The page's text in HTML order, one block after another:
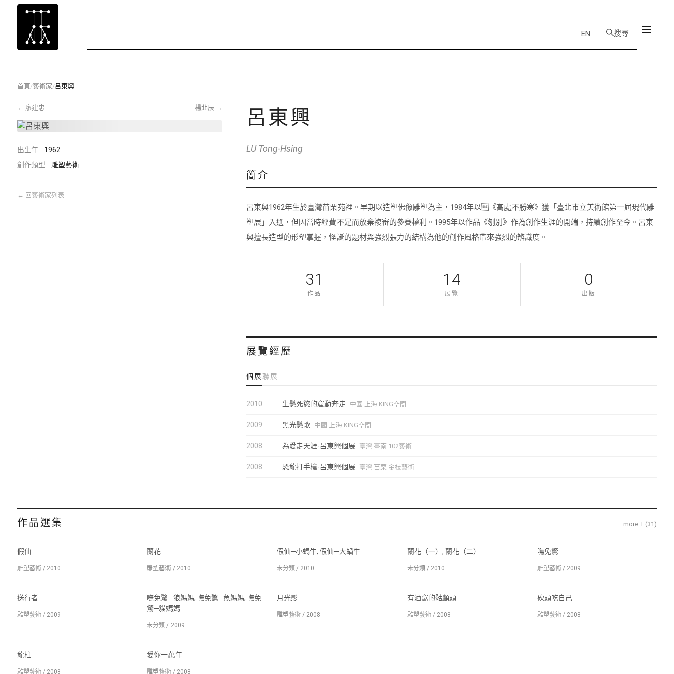
EN 搜尋
首頁/藝術家/呂東興
← 廖建忠 楊北辰 →
出生年
1962
創作類型
雕塑藝術
← 回藝術家列表
呂東興
LU Tong-Hsing
簡介
呂東興1962年生於臺灣苗栗苑裡。早期以造塑佛像雕塑為主，1984年以《高處不勝寒》獲「臺北市立美術館第一屆現代雕
塑展」入選，但因當時經費不足而放棄複審的參賽權利。1995年以作品《刎別》作為創作生涯的開端，持續創作至今。呂東
興擅長造型的形塑掌握，怪誕的題材與強烈張力的結構為他的創作風格帶來強烈的辨識度。
31
作品
14
展覽
0
出版
展覽經歷
個展聯展
2010 生懸死慾的窟動奔走 中國 上海 KING空間
2009 黑光懸歌 中國 上海 KING空間
2008 為愛走天涯-呂東興個展 臺灣 臺南 102藝術
2008 恐龍打手槍-呂東興個展 臺灣 苗栗 金枝藝術
作品選集 more + (31 )
假仙
雕塑藝術 / 2010
蘭花
雕塑藝術 / 2010
假仙─小蝸牛, 假仙─大蝸牛
未分類 / 2010
蘭花（一）, 蘭花（二）
未分類 / 2010
嘸免驚
雕塑藝術 / 2009
送行者
雕塑藝術 / 2009
嘸免驚─狼媽媽, 嘸免驚─魚媽媽, 嘸免
驚─貓媽媽
未分類 / 2009
月光影
雕塑藝術 / 2008
有酒窩的骷顱頭
雕塑藝術 / 2008
砍頭吃自己
雕塑藝術 / 2008
龍柱
雕塑藝術 / 2008
愛你一萬年
雕塑藝術 / 2008